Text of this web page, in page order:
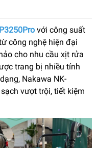
với công suất
công nghệ hiện đại
cho nhu cầu xịt rửa
trang bị nhiều tính
Nakawa NK-
vượt trội, tiết kiệm